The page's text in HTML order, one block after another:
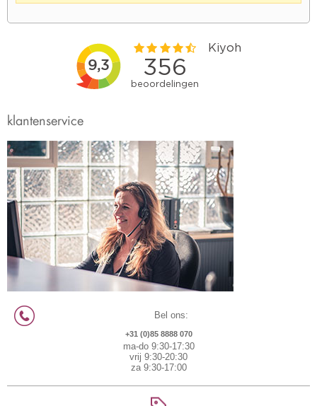
klantenservice
Bel ons:
+31 (0)85 8888 070
ma-do 9:30-17:30
vrij 9:30-20:30
za 9:30-17:00